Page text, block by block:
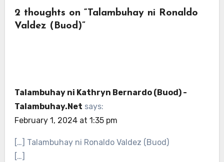
2 thoughts on “Talambuhay ni Ronaldo
Valdez (Buod)”
Talambuhay ni Kathryn Bernardo (Buod) -
Talambuhay.Net says:
February 1, 2024 at 1:35 pm
[…] Talambuhay ni Ronaldo Valdez (Buod)
[…]